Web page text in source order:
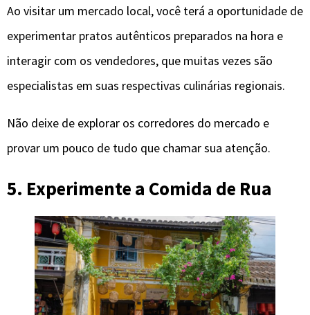
Ao visitar um mercado local, você terá a oportunidade de
experimentar pratos autênticos preparados na hora e
interagir com os vendedores, que muitas vezes são
especialistas em suas respectivas culinárias regionais.
Não deixe de explorar os corredores do mercado e
provar um pouco de tudo que chamar sua atenção.
5. Experimente a Comida de Rua